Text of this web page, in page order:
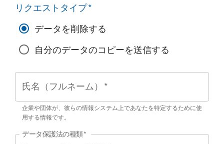
リクエストタイプ*
データを削除する
自分のデータのコピーを送信する
氏名（フルネーム） *
企業や団体が、彼らの情報システム上であなたを特定するために使
用する情報です。
データ保護法の種類*